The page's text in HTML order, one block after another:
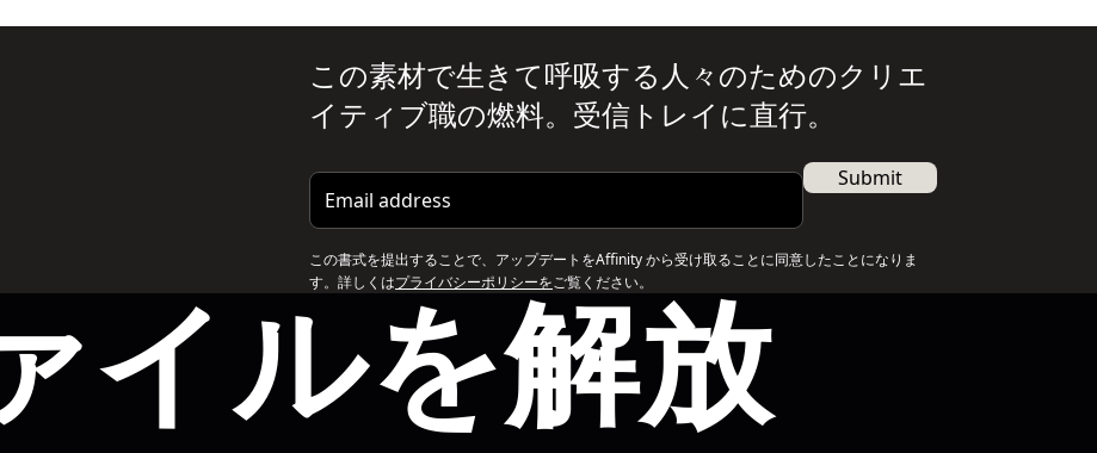
この素材で生きて呼吸する人々のためのクリエ
イティブ職の燃料。受信トレイに直行。
Email address Submit
この書式を提出することで、アップデートをAffinity から受け取ることに同意したことになりま
す。詳しくはプライバシーポリシーをご覧ください。
イルを解放